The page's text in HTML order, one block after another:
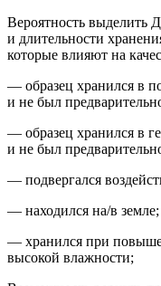
Вероятность выделить
и длительности
которые влияют на
— образец хранился в
и не был
— образец хранился в
и не был
— подвергался
— находился на/в земле;
— хранился при
высокой влажности;